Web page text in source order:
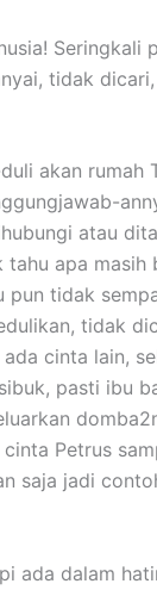
tidak
akan rumah
atau
apa
tidak
tidak
cinta lain,
pasti ibu
Petrus
saja jadi
ada dalam